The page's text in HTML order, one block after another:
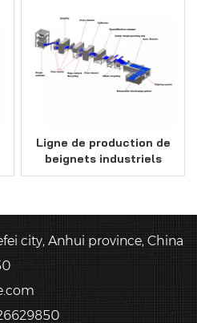
Ligne de production de
beignets industriels
d'une capacité de 12
city, Anhui province, China